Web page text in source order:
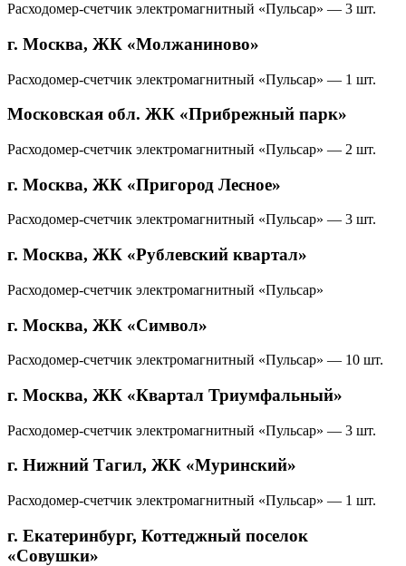
Расходомер-счетчик электромагнитный «Пульсар» — 3 шт.
г. Москва, ЖК «Молжаниново»
Расходомер-счетчик электромагнитный «Пульсар» — 1 шт.
Московская обл. ЖК «Прибрежный парк»
Расходомер-счетчик электромагнитный «Пульсар» — 2 шт.
г. Москва, ЖК «Пригород Лесное»
Расходомер-счетчик электромагнитный «Пульсар» — 3 шт.
г. Москва, ЖК «Рублевский квартал»
Расходомер-счетчик электромагнитный «Пульсар»
г. Москва, ЖК «Символ»
Расходомер-счетчик электромагнитный «Пульсар» — 10 шт.
г. Москва, ЖК «Квартал Триумфальный»
Расходомер-счетчик электромагнитный «Пульсар» — 3 шт.
г. Нижний Тагил, ЖК «Муринский»
Расходомер-счетчик электромагнитный «Пульсар» — 1 шт.
г. Екатеринбург, Коттеджный поселок
«Совушки»